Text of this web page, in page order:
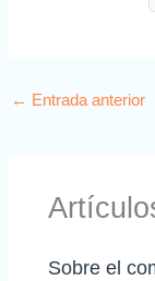
← Entrada anterior
Sobre el